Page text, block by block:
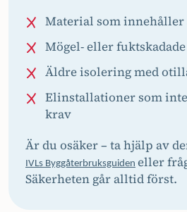
Material som innehåller
Mögel- eller
Äldre isolering med
Elinstallationer som
krav
Är du osäker – ta hjälp av
IVLs Byggåterbruksguiden eller
Säkerheten går alltid först.